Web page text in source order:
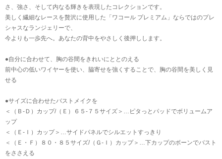
さ、強さ、そして内なる輝きを表現したコレクションです。
美しく繊細なレースを贅沢に使用した「ワコール プレミアム」ならではのプレ
シャスなランジェリーで、
今よりも一歩先へ。あなたの背中をやさしく後押しします。
●自分に合わせて、胸の谷間をきれいにととのえる
前中心の低いワイヤーを使い、脇寄せを強くすることで、胸の谷間を美しく見
せる
●サイズに合わせたバストメイクを
＜（Ｂ-Ｄ）カップ/（Ｅ）６５-７５サイズ＞…ピタっとパッドでボリュームア
ップ
＜（Ｅ-Ｉ）カップ＞…サイドパネルでシルエットすっきり
＜（Ｅ・Ｆ）８０・８５サイズ/（Ｇ-Ｉ）カップ＞…下カップのボーンでバスト
をささえる